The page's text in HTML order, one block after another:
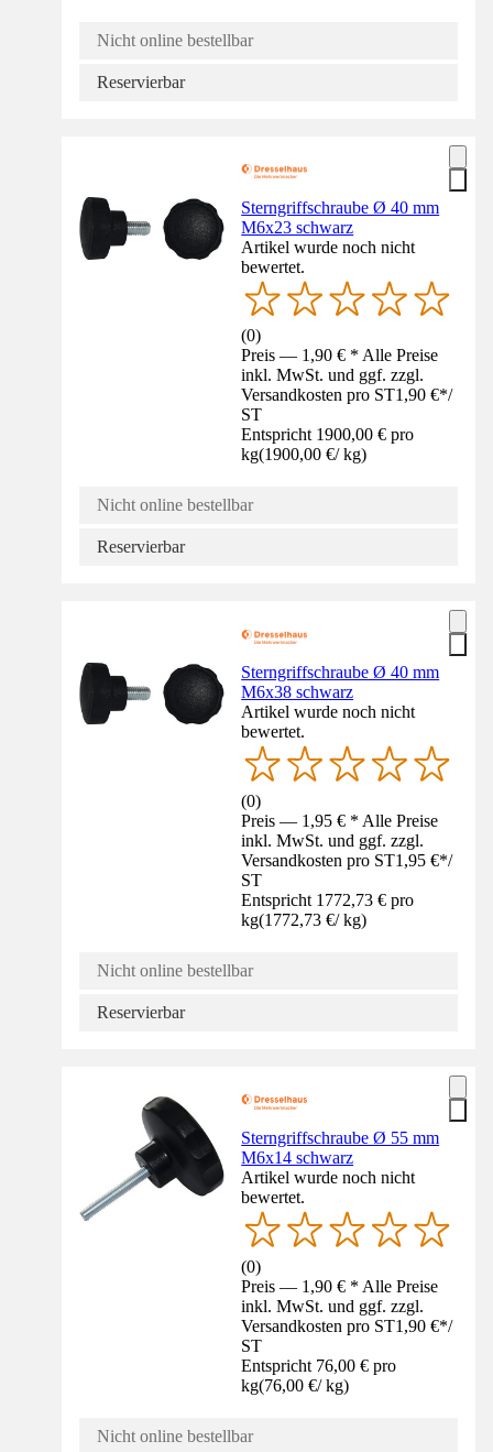
Nicht online bestellbar
Reservierbar
Sterngriffschraube Ø 40 mm
M6x23 schwarz
Artikel wurde noch nicht
bewertet.
(0)
Preis — 1,90 € * Alle Preise
inkl. MwSt. und ggf. zzgl.
Versandkosten pro ST1,90 €*/
ST
Entspricht 1900,00 € pro
kg(1900,00 €/ kg)
Nicht online bestellbar
Reservierbar
Sterngriffschraube Ø 40 mm
M6x38 schwarz
Artikel wurde noch nicht
bewertet.
(0)
Preis — 1,95 € * Alle Preise
inkl. MwSt. und ggf. zzgl.
Versandkosten pro ST1,95 €*/
ST
Entspricht 1772,73 € pro
kg(1772,73 €/ kg)
Nicht online bestellbar
Reservierbar
Sterngriffschraube Ø 55 mm
M6x14 schwarz
Artikel wurde noch nicht
bewertet.
(0)
Preis — 1,90 € * Alle Preise
inkl. MwSt. und ggf. zzgl.
Versandkosten pro ST1,90 €*/
ST
Entspricht 76,00 € pro
kg(76,00 €/ kg)
Nicht online bestellbar